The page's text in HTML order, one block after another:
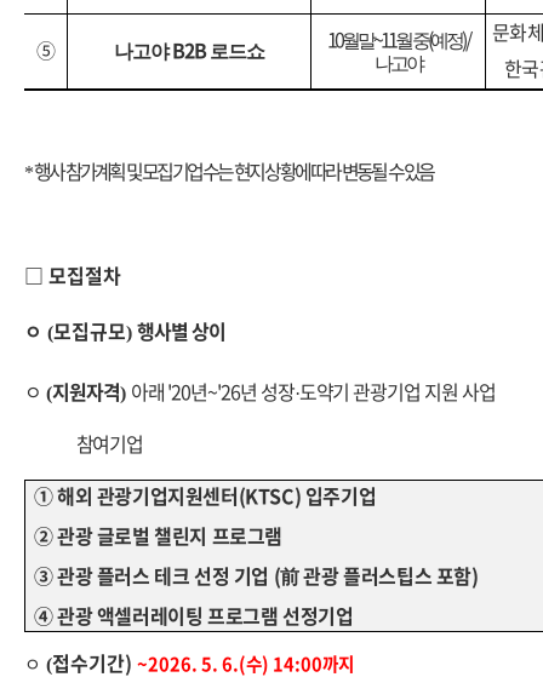
⑤ 나고야B2B 로드쇼 10월말~11월중(예정) /
나고야
문화
한
*행사 참가계획 및 모집기업 수는 현지 상황에 따라 변동될 수 있음
□ 모집절차
ㅇ (모집규모) 행사별 상이
ㅇ (지원자격) 아래 '20년~'26년 성장·도약기 관광기업 지원 사업
참여기업
①해외 관광기업지원센터(KTSC) 입주기업
②관광 글로벌 챌린지 프로그램
③관광 플러스 테크 선정 기업 (前관광 플러스팁스 포함)
④ 관광 액셀러레이팅 프로그램 선정기업
ㅇ (접수기간) ~2026. 5. 6.(수) 14:00까지